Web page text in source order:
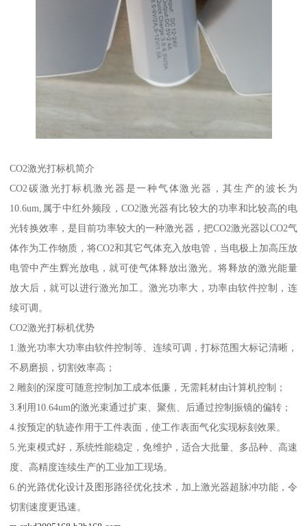
CO2激光打标机简介
CO2碳激光打标机激光器是一种气体激光器，其生产的波长为
10.6um,属于中红外频段，CO2激光器有比较大的功率和比较高的电
光转换效率，是目前功率较大的一种激光器，把CO2激光器以CO2气
体作为工作物质，将CO2和其它气体充入放电管，当电极上加高压放
电管中产生辉光放电，就可使气体释放出激光。将释放的激光能量
放大后，就可以进行激光加工。激光功率大，功率由软件控制，连
续可调。
CO2激光打标机优势
1.激光功率大功率由软件控制等、连续可调，打标范围大标记清晰，
不易磨损，切割效率高；
2.雕刻的深度可随意控制加工成本低廉，无需耗材由计算机控制；
3.利用10.64um的激光束通过扩束、聚焦、后通过控制振镜的偏转；
4.按预定的轨迹作用于工件表面，使工作表面气化实现标刻效果。
5.光束模式好，系统性能稳定，免维护，适合大批量、多品种、高速
度、高精度连续生产的工业加工现场。
6.的光路优化设计及图形路径优化技术，加上激光器超脉冲功能，令
切割速度更迅速。